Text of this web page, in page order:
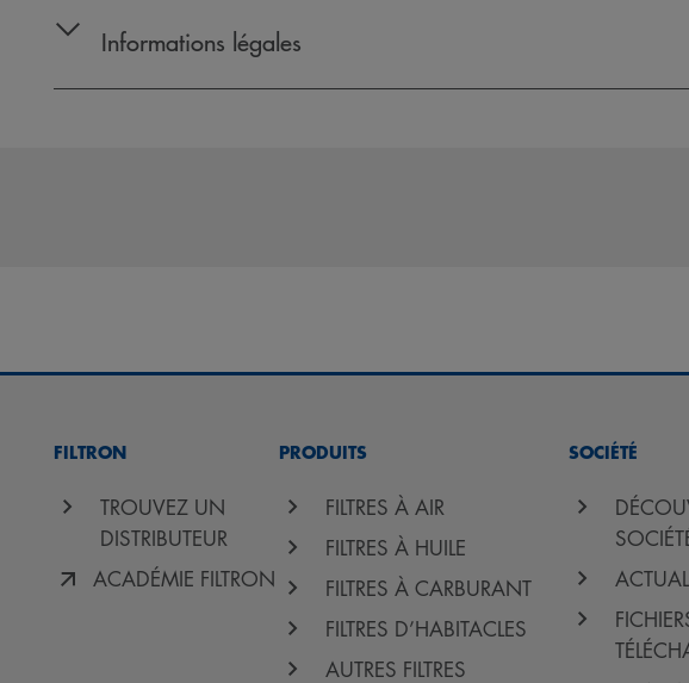
Informations légales
FILTRON
TROUVEZ UN
DISTRIBUTEUR
ACADÉMIE FILTRON
PRODUITS
FILTRES À AIR
FILTRES À HUILE
FILTRES À CARBURANT
FILTRES D’HABITACLES
AUTRES FILTRES
SOCIÉTÉ